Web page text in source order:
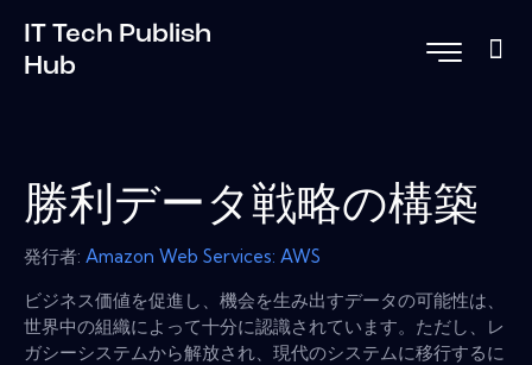
IT Tech Publish
Hub
勝利データ戦略の構築
発行者: Amazon Web Services: AWS
ビジネス価値を促進し、機会を生み出すデータの可能性は、
世界中の組織によって十分に認識されています。ただし、レ
ガシーシステムから解放され、現代のシステムに移行するに